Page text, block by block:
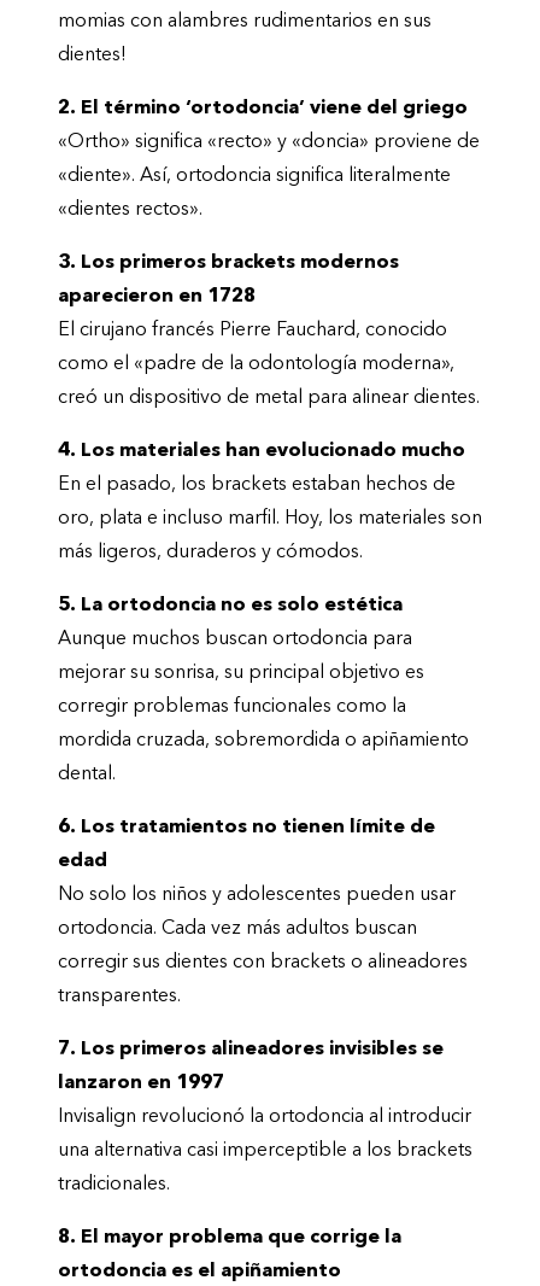
momias con alambres rudimentarios en sus
dientes!
2. El término ‘ortodoncia’ viene del griego
«Ortho» significa «recto» y «doncia» proviene de
«diente». Así, ortodoncia significa literalmente
«dientes rectos».
3. Los primeros brackets modernos
aparecieron en 1728
El cirujano francés Pierre Fauchard, conocido
como el «padre de la odontología moderna»,
creó un dispositivo de metal para alinear dientes.
4. Los materiales han evolucionado mucho
En el pasado, los brackets estaban hechos de
oro, plata e incluso marfil. Hoy, los materiales son
más ligeros, duraderos y cómodos.
5. La ortodoncia no es solo estética
Aunque muchos buscan ortodoncia para
mejorar su sonrisa, su principal objetivo es
corregir problemas funcionales como la
mordida cruzada, sobremordida o apiñamiento
dental.
6. Los tratamientos no tienen límite de
edad
No solo los niños y adolescentes pueden usar
ortodoncia. Cada vez más adultos buscan
corregir sus dientes con brackets o alineadores
transparentes.
7. Los primeros alineadores invisibles se
lanzaron en 1997
Invisalign revolucionó la ortodoncia al introducir
una alternativa casi imperceptible a los brackets
tradicionales.
8. El mayor problema que corrige la
ortodoncia es el apiñamiento